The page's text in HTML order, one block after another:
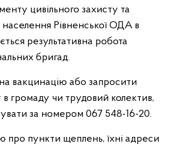
цивільного захисту та
Рівненської ОДА в
результативна робота
бригад.
вакцинацію або запросити
в громаду чи трудовий колектив,
за номером 067 548-16-20.
про пункти щеплень, їхні адреси